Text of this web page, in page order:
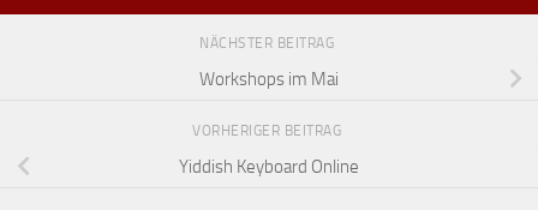
NÄCHSTER BEITRAG
Workshops im Mai
VORHERIGER BEITRAG
Yiddish Keyboard Online